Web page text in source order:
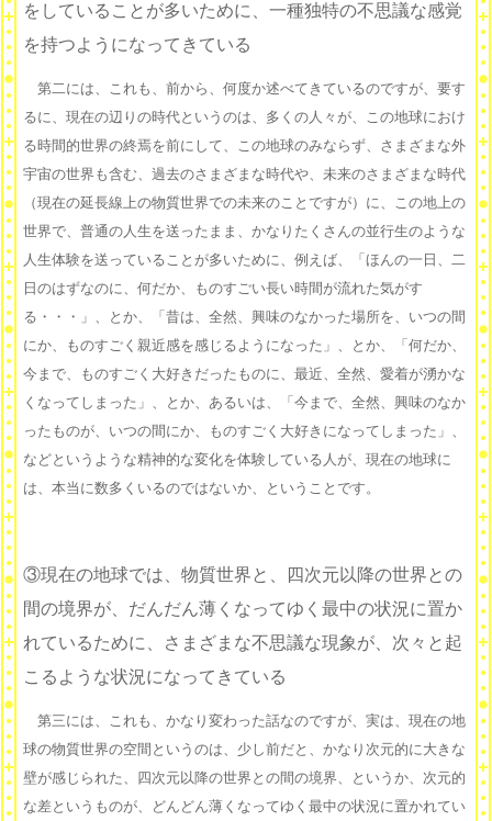
をしていることが多いために、一種独特の不思議な感覚
を持つようになってきている
第二には、これも、前から、何度か述べてきているのですが、要す
るに、現在の辺りの時代というのは、多くの人々が、この地球におけ
る時間的世界の終焉を前にして、この地球のみならず、さまざまな外
宇宙の世界も含む、過去のさまざまな時代や、未来のさまざまな時代
（現在の延長線上の物質世界での未来のことですが）に、この地上の
世界で、普通の人生を送ったまま、かなりたくさんの並行生のような
人生体験を送っていることが多いために、例えば、「ほんの一日、二
日のはずなのに、何だか、ものすごい長い時間が流れた気がす
る・・・」、とか、「昔は、全然、興味のなかった場所を、いつの間
にか、ものすごく親近感を感じるようになった」、とか、「何だか、
今まで、ものすごく大好きだったものに、最近、全然、愛着が湧かな
くなってしまった」、とか、あるいは、「今まで、全然、興味のなか
ったものが、いつの間にか、ものすごく大好きになってしまった」、
などというような精神的な変化を体験している人が、現在の地球に
は、本当に数多くいるのではないか、ということです。
③現在の地球では、物質世界と、四次元以降の世界との
間の境界が、だんだん薄くなってゆく最中の状況に置か
れているために、さまざまな不思議な現象が、次々と起
こるような状況になってきている
第三には、これも、かなり変わった話なのですが、実は、現在の地
球の物質世界の空間というのは、少し前だと、かなり次元的に大きな
壁が感じられた、四次元以降の世界との間の境界、というか、次元的
な差というものが、どんどん薄くなってゆく最中の状況に置かれてい